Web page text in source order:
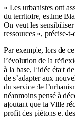
« Les urbanistes ont
du territoire, estime
On veut les
ressources », précise-t-
Par exemple, lors de
l’évolution de la
à la base, l’idée était
de s’adapter aux
du service de
néanmoins pensé à
ajoutant que la Ville
profit des piétons et